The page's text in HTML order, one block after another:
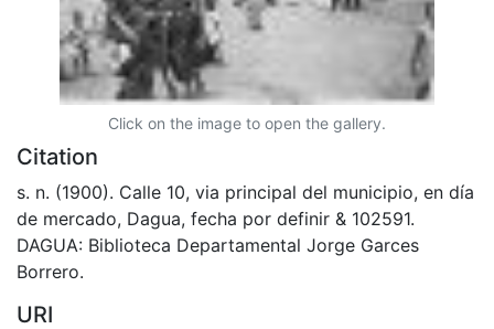
Click on the image to open the gallery.
Citation
s. n. (1900). Calle 10, via principal del municipio, en día
de mercado, Dagua, fecha por definir & 102591.
DAGUA: Biblioteca Departamental Jorge Garces
Borrero.
URI